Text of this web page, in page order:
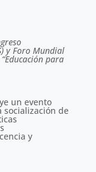
y Foro Mundial
para
un evento
socialización de
y